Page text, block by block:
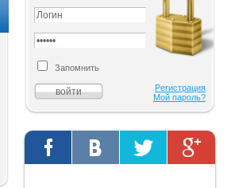
Запомнить
Регистрация
Мой пароль?